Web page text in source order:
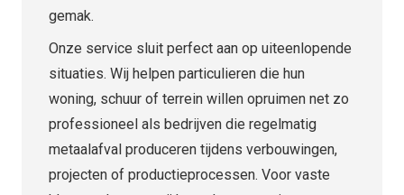
gemak.
Onze service sluit perfect aan op uiteenlopende
situaties. Wij helpen particulieren die hun
woning, schuur of terrein willen opruimen net zo
professioneel als bedrijven die regelmatig
metaalafval produceren tijdens verbouwingen,
projecten of productieprocessen. Voor vaste